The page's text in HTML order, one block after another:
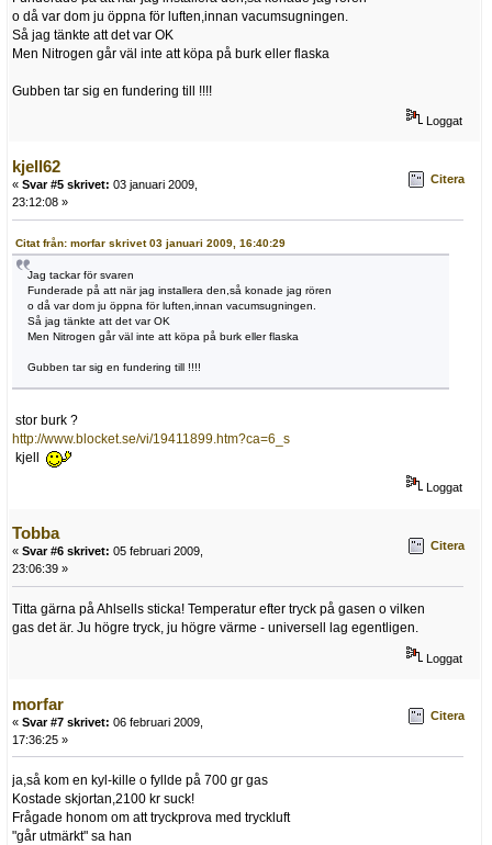
o då var dom ju öppna för luften,innan vacumsugningen.
Så jag tänkte att det var OK
Men Nitrogen går väl inte att köpa på burk eller flaska
Gubben tar sig en fundering till !!!!
Loggat
kjell62
« Svar #5 skrivet: 03 januari 2009,
23:12:08 »
Citera
Citat från: morfar skrivet 03 januari 2009, 16:40:29
Jag tackar för svaren
Funderade på att när jag installera den,så konade jag rören
o då var dom ju öppna för luften,innan vacumsugningen.
Så jag tänkte att det var OK
Men Nitrogen går väl inte att köpa på burk eller flaska
Gubben tar sig en fundering till !!!!
stor burk ?
http://www.blocket.se/vi/19411899.htm?ca=6_s
kjell
Loggat
Tobba
« Svar #6 skrivet: 05 februari 2009,
23:06:39 »
Citera
Titta gärna på Ahlsells sticka! Temperatur efter tryck på gasen o vilken
gas det är. Ju högre tryck, ju högre värme - universell lag egentligen.
Loggat
morfar
« Svar #7 skrivet: 06 februari 2009,
17:36:25 »
Citera
ja,så kom en kyl-kille o fyllde på 700 gr gas
Kostade skjortan,2100 kr suck!
Frågade honom om att tryckprova med tryckluft
"går utmärkt" sa han